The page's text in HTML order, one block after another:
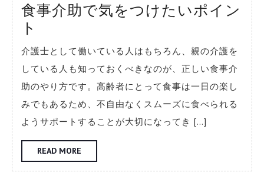
食事介助で気をつけたいポイン
ト
事
介
助
で
気
つ
け
介護士として働いている人はもちろん、親の介護を
している人も知っておくべきなのが、正しい食事介
助のやり方です。高齢者にとって食事は一日の楽し
みでもあるため、不自由なくスムーズに食べられる
ようサポートすることが大切になってき […]
READ MORE
MORE